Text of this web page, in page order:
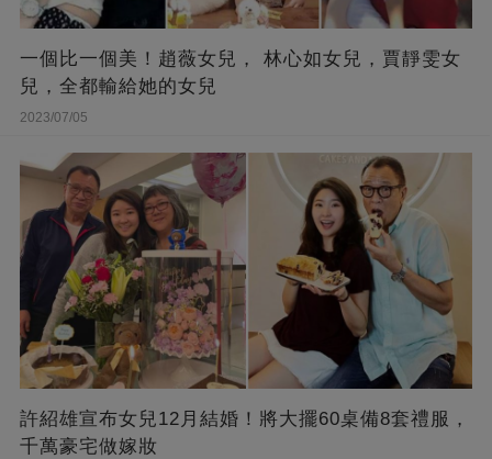
一個比一個美！趙薇女兒， 林心如女兒，賈靜雯女
兒，全都輸給她的女兒
2023/07/05
許紹雄宣布女兒12月結婚！將大擺60桌備8套禮服，
千萬豪宅做嫁妝